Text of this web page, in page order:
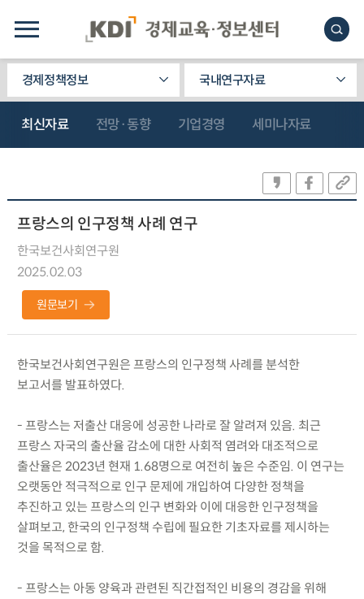
경제정책정보 국내연구자료
최신자료 전망·동향 기업경영 세미나자료
프랑스의 인구정책 사례 연구
한국보건사회연구원
2025.02.03
원문보기
한국보건사회연구원은 프랑스의 인구정책 사례를 분석한
보고서를 발표하였다.
- 프랑스는 저출산 대응에 성공한 나라로 잘 알려져 있음. 최근
프랑스 자국의 출산율 감소에 대한 사회적 염려와 대조적으로
출산율은 2023년 현재 1.68명으로 여전히 높은 수준임. 이 연구는
오랫동안 적극적으로 인구 문제에 개입하여 다양한 정책을
추진하고 있는 프랑스의 인구 변화와 이에 대응한 인구정책을
살펴보고, 한국의 인구정책 수립에 필요한 기초자료를 제시하는
것을 목적으로 함.
- 프랑스는 아동 양육과 관련된 직간접적인 비용의 경감을 위해